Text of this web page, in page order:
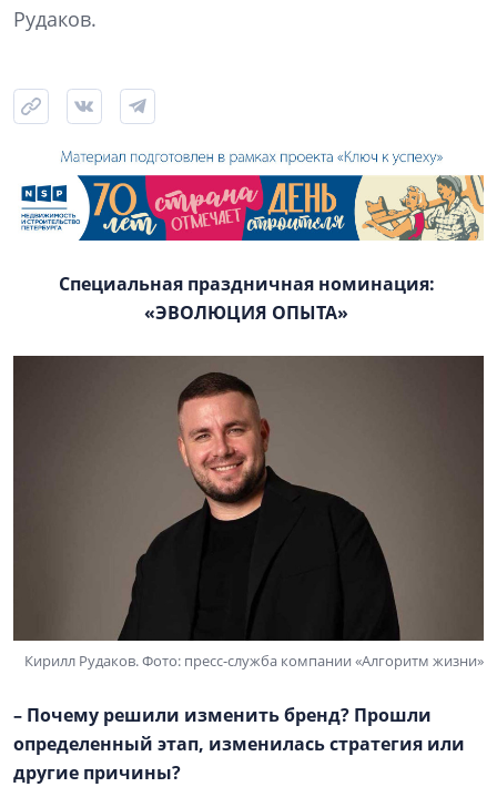
Рудаков.
Специальная праздничная номинация:
«ЭВОЛЮЦИЯ ОПЫТА»
Кирилл Рудаков. Фото: пресс-служба компании «Алгоритм жизни»
– Почему решили изменить бренд? Прошли
определенный этап, изменилась стратегия или
другие причины?